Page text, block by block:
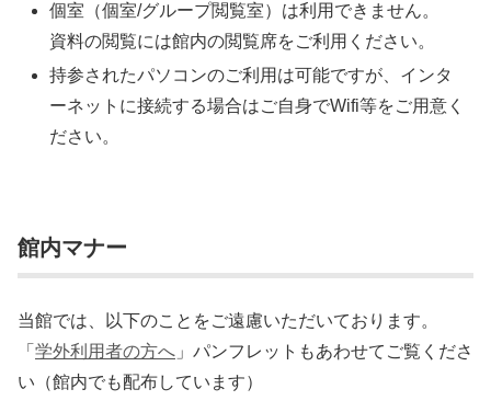
個室（個室/グループ閲覧室）は利用できません。
資料の閲覧には館内の閲覧席をご利用ください。
持参されたパソコンのご利用は可能ですが、インタ
ーネットに接続する場合はご自身でWifi等をご用意く
ださい。
館内マナー
当館では、以下のことをご遠慮いただいております。
「 学外利用者の方へ 」パンフレットもあわせてご覧くださ
い（館内でも配布しています）